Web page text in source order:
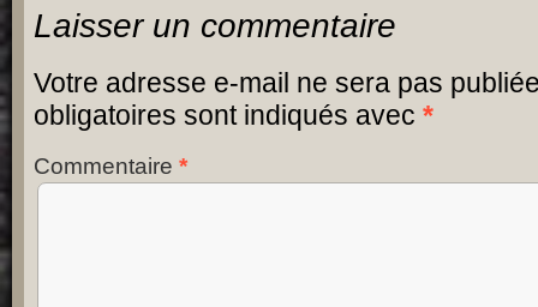
Laisser un commentaire
Votre adresse e-mail ne sera pas
obligatoires sont indiqués avec *
Commentaire *